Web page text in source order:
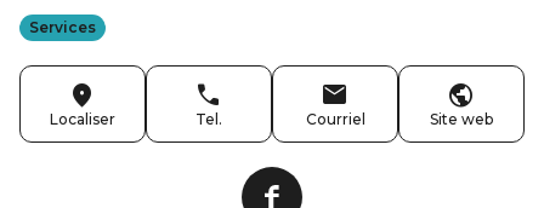
Services
Localiser Tel. Courriel Site web